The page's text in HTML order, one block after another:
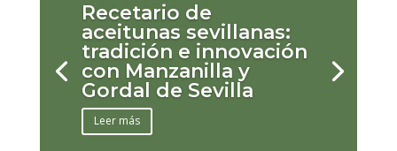
Recetario de
aceitunas sevillanas:
tradición e innovación
con Manzanilla y
Gordal de Sevilla
Leer más